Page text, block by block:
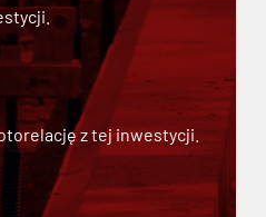
z tej inwestycji.